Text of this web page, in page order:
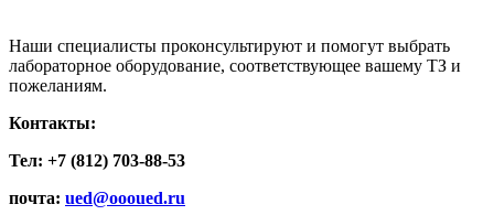
Наши специалисты проконсультируют и помогут выбрать
лабораторное оборудование, соответствующее вашему ТЗ и
пожеланиям.
Контакты:
Тел: +7 (812) 703-88-53
почта: ued@oooued.ru